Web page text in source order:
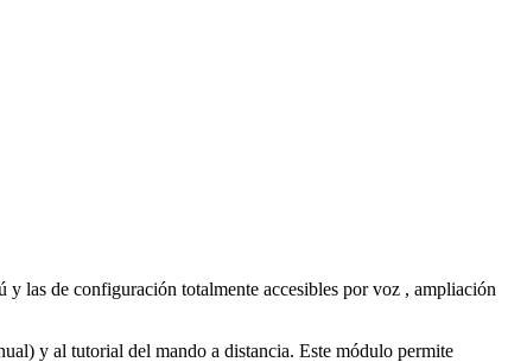
las de configuración totalmente accesibles por voz , ampliación
y al tutorial del mando a distancia. Este módulo permite